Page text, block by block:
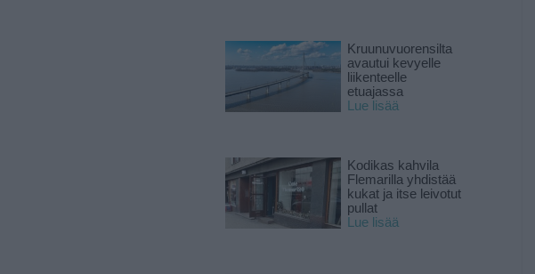
Kruunuvuorensilta
avautui kevyelle
liikenteelle
etuajassa
Lue lisää
Kodikas kahvila
Flemarilla yhdistää
kukat ja itse leivotut
pullat
Lue lisää